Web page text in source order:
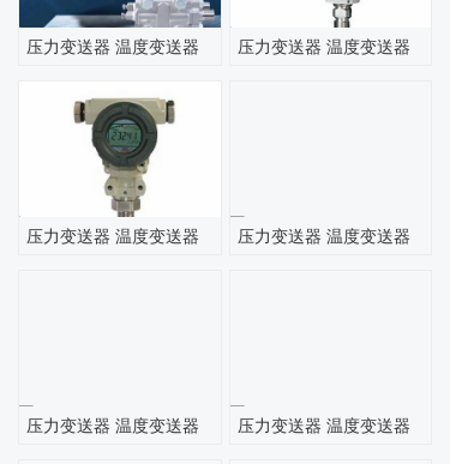
压力变送器 温度变送器 压力变送器 温度变送器
压力变送器 温度变送器 压力变送器 温度变送器
压力变送器 温度变送器 压力变送器 温度变送器